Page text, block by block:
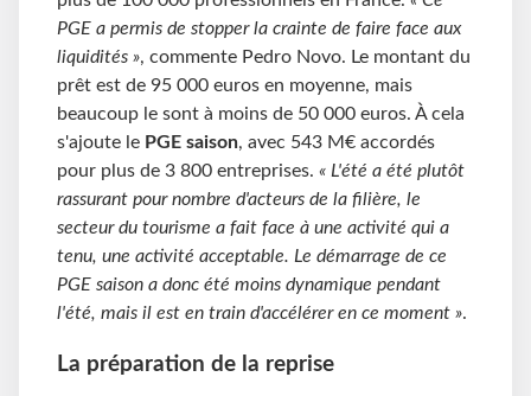
PGE a permis de stopper la crainte de faire face aux
liquidités », commente Pedro Novo. Le montant du
prêt est de 95 000 euros en moyenne, mais
beaucoup le sont à moins de 50 000 euros. À cela
s'ajoute le PGE saison, avec 543 M€ accordés
pour plus de 3 800 entreprises. « L'été a été plutôt
rassurant pour nombre d'acteurs de la filière, le
secteur du tourisme a fait face à une activité qui a
tenu, une activité acceptable. Le démarrage de ce
PGE saison a donc été moins dynamique pendant
l'été, mais il est en train d'accélérer en ce moment ».
La préparation de la reprise